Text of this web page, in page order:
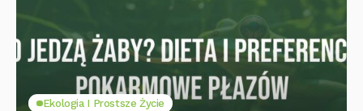
Ekologia I Prostsze Życie